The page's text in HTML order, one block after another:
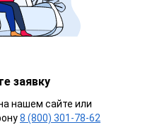
заявку
нашем сайте или
8 (800) 301-78-62